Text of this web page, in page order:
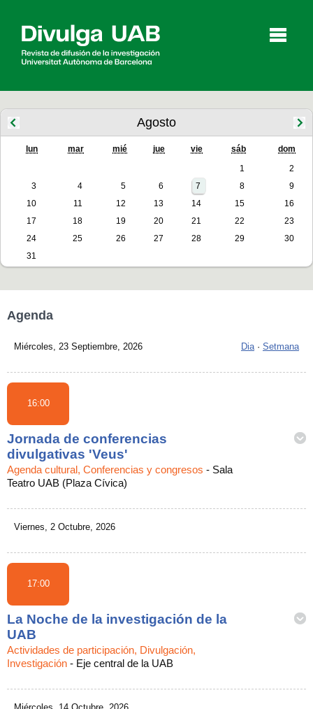
Artículos Entrevistas Vídeos
English Català
Agosto
lun mar mié jue vie sáb dom
1
2
3
4 5 6 7 8
9
10
11 12 13 14 15
16
17
18 19 20 21 22
23
24
25 26 27 28 29
30
31
Agenda
Miércoles, 23 Septiembre, 2026 Dia · Setmana
16:00
Jornada de conferencias
divulgativas 'Veus'
Agenda cultural, Conferencias y congresos - Sala
Teatro UAB (Plaza Cívica)
Viernes, 2 Octubre, 2026
17:00
La Noche de la investigación de la
UAB
Actividades de participación, Divulgación,
Investigación - Eje central de la UAB